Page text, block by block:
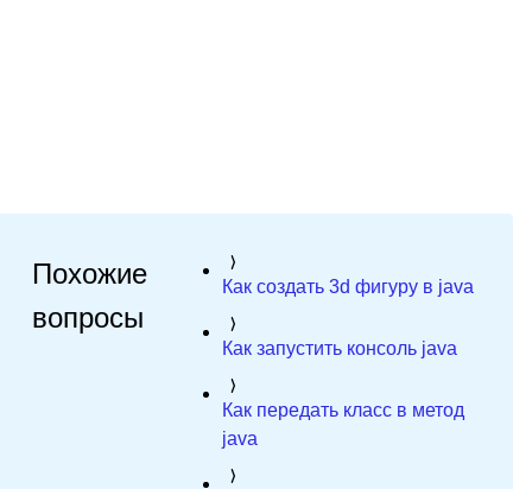
Похожие
вопросы
Как создать 3d фигуру в java
Как запустить консоль java
Как передать класс в метод
java